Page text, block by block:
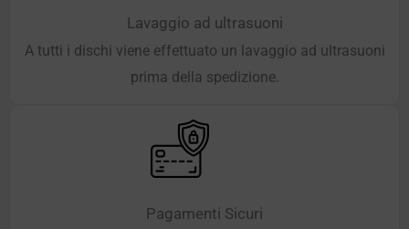
Lavaggio ad ultrasuoni
A tutti i dischi viene effettuato un lavaggio ad ultrasuoni
prima della spedizione.
Pagamenti Sicuri